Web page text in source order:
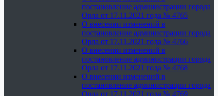
постановление администрации города
Орла от 17.11.2021 года № 4765
О внесении изменений в
постановление администрации города
Орла от 17.11.2021 года № 4766
О внесении изменений в
постановление администрации города
Орла от 17.11.2021 года № 4768
О внесении изменений в
постановление администрации города
Орла от 17.11.2021 года № 4769